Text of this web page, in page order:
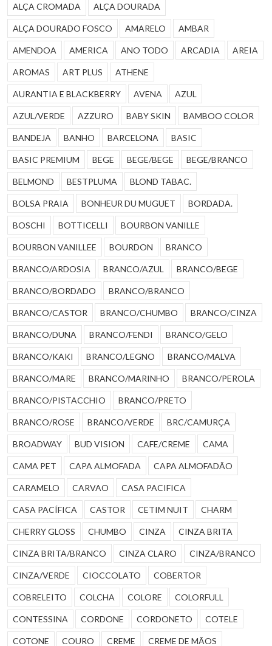
ALÇA CROMADA ALÇA DOURADA
ALÇA DOURADO FOSCO AMARELO AMBAR
AMENDOA AMERICA ANO TODO ARCADIA AREIA
AROMAS ART PLUS ATHENE
AURANTIA E BLACKBERRY AVENA AZUL
AZUL/VERDE AZZURO BABY SKIN BAMBOO COLOR
BANDEJA BANHO BARCELONA BASIC
BASIC PREMIUM BEGE BEGE/BEGE BEGE/BRANCO
BELMOND BESTPLUMA BLOND TABAC.
BOLSA PRAIA BONHEUR DU MUGUET BORDADA.
BOSCHI BOTTICELLI BOURBON VANILLE
BOURBON VANILLEE BOURDON BRANCO
BRANCO/ARDOSIA BRANCO/AZUL BRANCO/BEGE
BRANCO/BORDADO BRANCO/BRANCO
BRANCO/CASTOR BRANCO/CHUMBO BRANCO/CINZA
BRANCO/DUNA BRANCO/FENDI BRANCO/GELO
BRANCO/KAKI BRANCO/LEGNO BRANCO/MALVA
BRANCO/MARE BRANCO/MARINHO BRANCO/PEROLA
BRANCO/PISTACCHIO BRANCO/PRETO
BRANCO/ROSE BRANCO/VERDE BRC/CAMURÇA
BROADWAY BUD VISION CAFE/CREME CAMA
CAMA PET CAPA ALMOFADA CAPA ALMOFADÃO
CARAMELO CARVAO CASA PACIFICA
CASA PACÍFICA CASTOR CETIM NUIT CHARM
CHERRY GLOSS CHUMBO CINZA CINZA BRITA
CINZA BRITA/BRANCO CINZA CLARO CINZA/BRANCO
CINZA/VERDE CIOCCOLATO COBERTOR
COBRELEITO COLCHA COLORE COLORFULL
CONTESSINA CORDONE CORDONETO COTELE
COTONE COURO CREME CREME DE MÃOS